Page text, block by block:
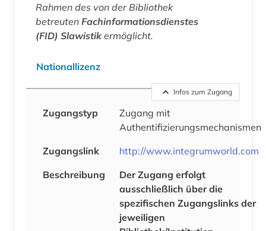
Rahmen des von der Bibliothek
betreuten Fachinformationsdienstes
(FID) Slawistik ermöglicht.
Nationallizenz
Infos zum Zugang
Zugangstyp
Zugang mit
Authentifizierungsmechanismen
Zugangslink
http://www.integrumworld.com
Beschreibung
Der Zugang erfolgt
ausschließlich über die
spezifischen Zugangslinks der
jeweiligen